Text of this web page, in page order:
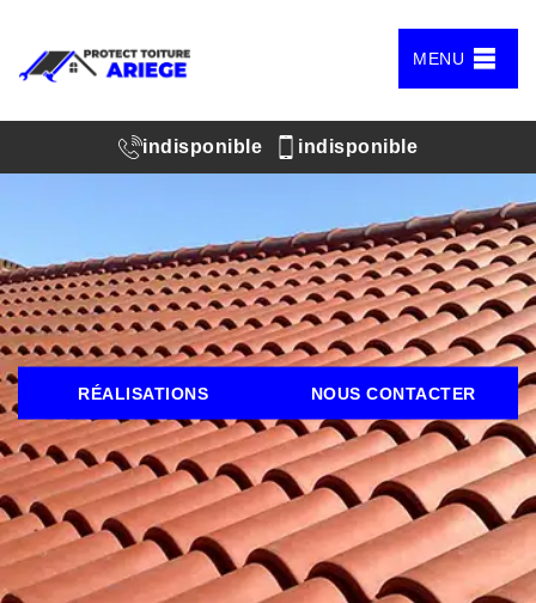
MENU
indisponible indisponible
RÉALISATIONS NOUS CONTACTER